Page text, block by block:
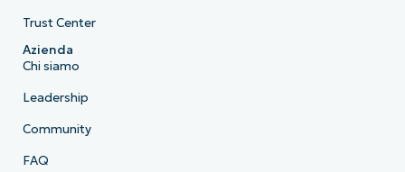
Trust Center
Azienda
Chi siamo
Leadership
Community
FAQ